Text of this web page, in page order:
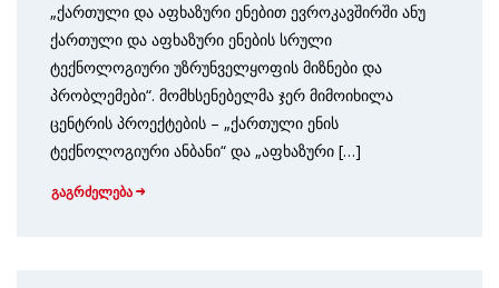
„ქართული და აფხაზური ენებით ევროკავშირში ანუ
ქართული და აფხაზური ენების სრული
ტექნოლოგიური უზრუნველყოფის მიზნები და
პრობლემები“. მომხსენებელმა ჯერ მიმოიხილა
ცენტრის პროექტების – „ქართული ენის
ტექნოლოგიური ანბანი“ და „აფხაზური […]
გაგრძელება